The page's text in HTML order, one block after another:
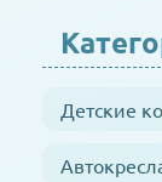
Детские